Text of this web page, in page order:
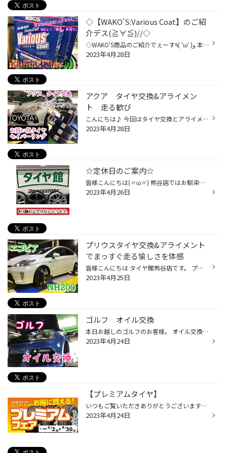
◇【WAKO'S:Various Coat】のご紹
介デス(≧∀≦)//◇
◇WAKO'S商品のご紹介でぇーす٩( 'ω' )و 本日紹介させて頂くには ・Various Cort(ガラス系コーティング剤) 水洗いにて汚れやホコリを落してから、ボディーに薄く塗伸ばし拭きあげるだけ(≧∀≦)/// ※水垢やウォータースポット、鉄粉の上からの施工すると本来の効果が発揮出来ません‼︎ 私も個人的に「艶...
2023年4月28日
アクア タイヤ交換&アライメン
ト 走る歓び
こんにちは♪ 今回はタイヤ交換とアライメント調整です^_^ 車種：アクア タイヤ：セイバーリング 最後にアライメントで完了です（≧∇≦） フロントのタイロッドを調整を行います。 試乗してOKなら作業完了となります。
2023年4月28日
☆定休日のご案内☆
皆様こんにちは(〃ω〃) 熊谷店ではお馴染みのゆーちゃんﾃﾞｽ(*≧∀≦*) 4月26日は定休日です。
2023年4月26日
プリウスタイヤ交換&アライメント
でまっすぐ走る愉しさを体感
皆様こんにちは タイヤ館熊谷店です。 プリウスのタイヤを交換しました☆ 今回お選びいただいたのは エコピアNH200です(^^♪ 高い低燃費性能と 雨の日の安全を考えられた タイヤでございます メーカーHPで詳しく！ どんな良いタイヤでも アライメントがずれていたら 本来の性能が発揮できないので キ...
2023年4月25日
ゴルフ オイル交換
本日お越しのゴルフのお客様。 オイル交換にいらっしゃいました。 外車のオイル交換もタイヤ館では行なっておりますが、 エレメント等、事前のご予約が必要です。 オイルを抜いた後エレメント交換。 カートリッジ式で結構汚れています。 ケースを清掃しつつ新しいものを装着していきます。 最後にオ...
2023年4月24日
【プレミアムタイヤ】
いつもご覧いただきありがとうございます！ ブリヂストンのプレミアムタイヤ（REGNO/POTENZAなど）が お得にご購入頂ける『プレミアムフェア』を開催中です! また、エンジンオイル・バッテリー・ワイパー・エアコンフィルターなど メンテナンス品の交換もお任せ下さい！！ ※詳しくは、当店スタッフ...
2023年4月24日